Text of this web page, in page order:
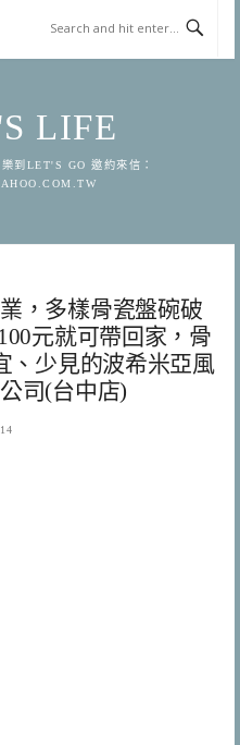
LIFE
到LET'S GO 邀約來信：
，多樣骨瓷盤碗破
元就可帶回家，骨
、少見的波希米亞風
司(台中店)